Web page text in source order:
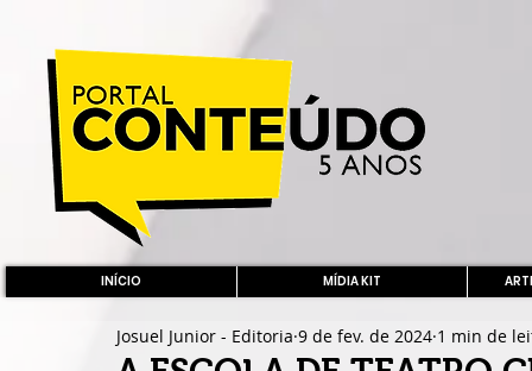
INÍCIO MÍDIA KIT
Josuel Junior - Editoria 9 de fev. de 2024 1 min de